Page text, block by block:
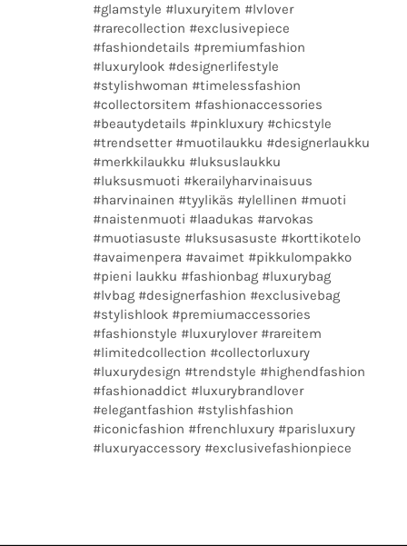
#glamstyle #luxuryitem #lvlover
#rarecollection #exclusivepiece
#fashiondetails #premiumfashion
#luxurylook #designerlifestyle
#stylishwoman #timelessfashion
#collectorsitem #fashionaccessories
#beautydetails #pinkluxury #chicstyle
#trendsetter #muotilaukku #designerlaukku
#merkkilaukku #luksuslaukku
#luksusmuoti #kerailyharvinaisuus
#harvinainen #tyylikäs #ylellinen #muoti
#naistenmuoti #laadukas #arvokas
#muotiasuste #luksusasuste #korttikotelo
#avaimenpera #avaimet #pikkulompakko
#pieni laukku #fashionbag #luxurybag
#lvbag #designerfashion #exclusivebag
#stylishlook #premiumaccessories
#fashionstyle #luxurylover #rareitem
#limitedcollection #collectorluxury
#luxurydesign #trendstyle #highendfashion
#fashionaddict #luxurybrandlover
#elegantfashion #stylishfashion
#iconicfashion #frenchluxury #parisluxury
#luxuryaccessory #exclusivefashionpiece